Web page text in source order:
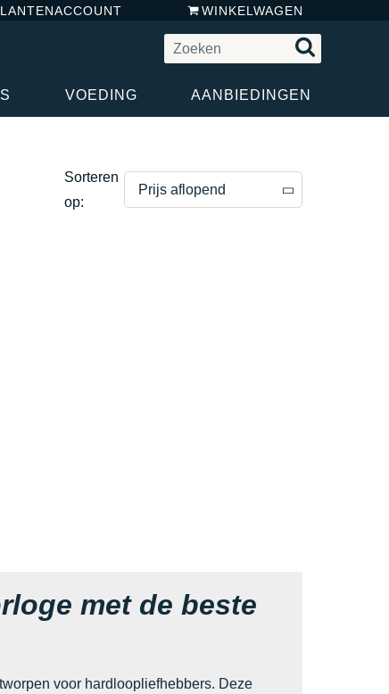
WINKELWAGEN
VOEDING AANBIEDINGEN
Sorteren
op:
Prijs aflopend
met de beste
voor hardloopliefhebbers. Deze